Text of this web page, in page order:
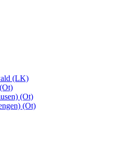
(LK)
(Ot)
(Ot)